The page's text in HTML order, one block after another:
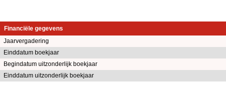
Financiële gegevens
Jaarvergadering
Einddatum boekjaar
Begindatum uitzonderlijk boekjaar
Einddatum uitzonderlijk boekjaar